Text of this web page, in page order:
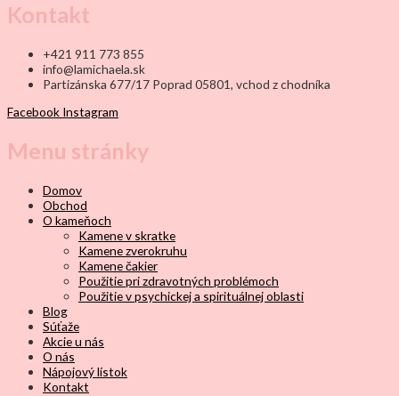
Kontakt
+421 911 773 855
info@lamichaela.sk
Partizánska 677/17 Poprad 05801, vchod z chodníka
Facebook Instagram
Menu stránky
Domov
Obchod
O kameňoch
Kamene v skratke
Kamene zverokruhu
Kamene čakier
Použitie pri zdravotných problémoch
Použitie v psychickej a spirituálnej oblasti
Blog
Súťaže
Akcie u nás
O nás
Nápojový lístok
Kontakt